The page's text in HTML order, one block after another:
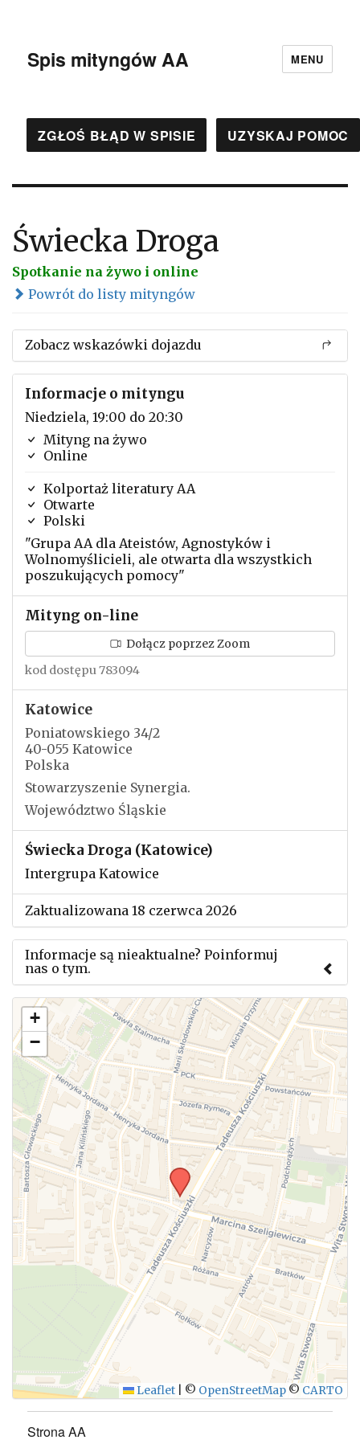
Spis mityngów AA MENU
ZGŁOŚ BŁĄD W SPISIE UZYSKAJ POMOC
Świecka Droga
Spotkanie na żywo i online
Powrót do listy mityngów
Zobacz wskazówki dojazdu
Informacje o mityngu
Niedziela, 19:00 do 20:30
Mityng na żywo
Online
Kolportaż literatury AA
Otwarte
Polski
"Grupa AA dla Ateistów, Agnostyków i
Wolnomyślicieli, ale otwarta dla wszystkich
poszukujących pomocy"
Mityng on-line
Dołącz poprzez Zoom
kod dostępu 783094
Katowice
Poniatowskiego 34/2
40-055 Katowice
Polska
Stowarzyszenie Synergia.
Województwo Śląskie
Świecka Droga (Katowice)
Intergrupa Katowice
Zaktualizowana 18 czerwca 2026
Informacje są nieaktualne? Poinformuj
nas o tym.
Użyj tego formularza aby przesłać informację o
zmianach w powyższym mityngu.
WYŚLIJ
+
−
Leaflet © OpenStreetMap © CARTO
Strona AA